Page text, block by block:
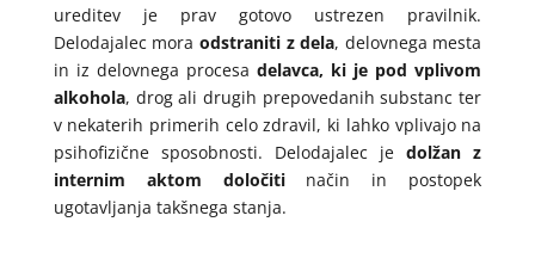
ureditev je prav gotovo ustrezen pravilnik.
Delodajalec mora odstraniti z dela, delovnega mesta
in iz delovnega procesa delavca, ki je pod vplivom
alkohola, drog ali drugih prepovedanih substanc ter
v nekaterih primerih celo zdravil, ki lahko vplivajo na
psihofizične sposobnosti. Delodajalec jedolžan z
internim aktom določitinačin in postopek
ugotavljanja takšnega stanja.